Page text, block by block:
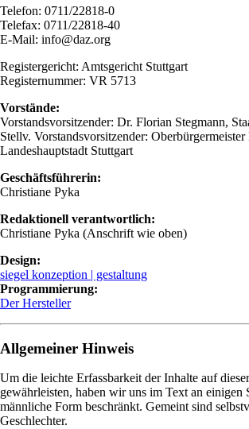
Telefon: 0711/22818-0
Telefax: 0711/22818-40
E-Mail: info@daz.org
Registergericht: Amtsgericht Stuttgart
Registernummer: VR 5713
Vorstände:
Vorstandsvorsitzender: Dr. Florian Stegmann,
Stellv. Vorstandsvorsitzender:
Landeshauptstadt Stuttgart
Geschäftsführerin:
Christiane Pyka
Redaktionell verantwortlich:
Christiane Pyka (Anschrift wie oben)
Design:
siegel konzeption | gestaltung
Programmierung:
Der Hersteller
Allgemeiner Hinweis
Um die leichte Erfassbarkeit der Inhalte auf
gewährleisten, haben wir uns im Text an einigen
männliche Form beschränkt. Gemeint sind
Geschlechter.